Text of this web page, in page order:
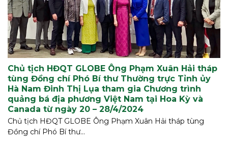
Chủ tịch HĐQT GLOBE Ông Phạm Xuân Hải tháp
tùng Đồng chí Phó Bí thư Thường trực Tỉnh ủy
Hà Nam Đinh Thị Lụa tham gia Chương trình
quảng bá địa phương Việt Nam tại Hoa Kỳ và
Canada từ ngày 20 – 28/4/2024
Chủ tịch HĐQT GLOBE Ông Phạm Xuân Hải tháp tùng
Đồng chí Phó Bí thư...